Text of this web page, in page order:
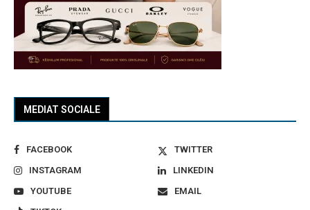
MEDIAT SOCIALE
FACEBOOK
TWITTER
INSTAGRAM
LINKEDIN
YOUTUBE
EMAIL